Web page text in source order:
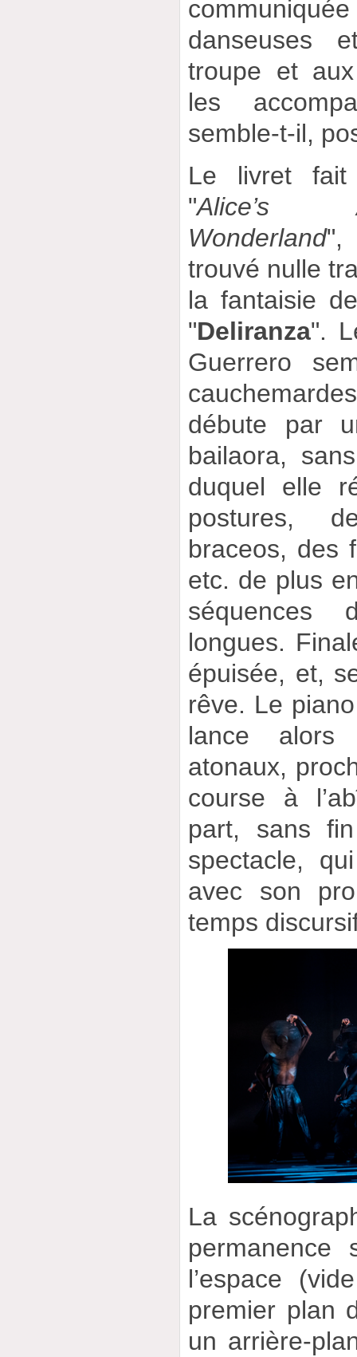
danseuses
troupe et
les
semble-t-il,
Le livret fait
"Alice’s
Wonderland",
trouvé nulle
la fantaisie
"Deliranza".
Guerrero
débute par
bailaora,
duquel elle
postures,
braceos, des
etc. de plus
longues.
épuisée, et,
rêve. Le
lance
atonaux,
course à
part, sans
spectacle,
avec son
temps
La
permanence
l’espace
premier plan
un arrière-